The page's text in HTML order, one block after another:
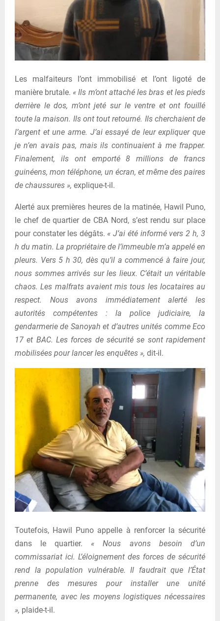
Les malfaiteurs l’ont immobilisé et l’ont ligoté de
manière brutale. « Ils m’ont attaché les bras et les pieds
derrière le dos, m’ont jeté sur le ventre et ont fouillé
toute la maison. Ils ont tout retourné. Ils cherchaient de
l’argent et une arme. J’ai essayé de leur expliquer que
je n’en avais pas, mais ils continuaient à me frapper.
Finalement, ils ont emporté 8 millions de francs
guinéens, mon téléphone, un écran, et même des paires
de chaussures », explique-t-il.
Alerté aux premières heures de la matinée, Hawil Puno,
le chef de quartier de CBA Nord, s’est rendu sur place
pour constater les dégâts. « J’ai été informé vers 2 h, 3
h du matin. La propriétaire de l’immeuble m’a appelé en
pleurs. Vers 5 h 30, dès qu’il a commencé à faire jour,
nous sommes arrivés sur les lieux. C’était un véritable
chaos. Les malfrats avaient mis tous les locataires au
respect. Nous avons immédiatement alerté les
autorités compétentes : la police judiciaire, la
gendarmerie de Sanoyah et d’autres unités comme Eco
17 et BAC. Les forces de sécurité se sont rapidement
mobilisées pour lancer les enquêtes », dit-il.
Toutefois, Hawil Puno appelle à renforcer la sécurité
dans le quartier. « Nous avons besoin d’un
commissariat ici. L’éloignement des forces de sécurité
rend la population vulnérable. Il faudrait que l’État
prenne des mesures pour installer une unité
permanente, avec les moyens logistiques nécessaires
», plaide-t-il.